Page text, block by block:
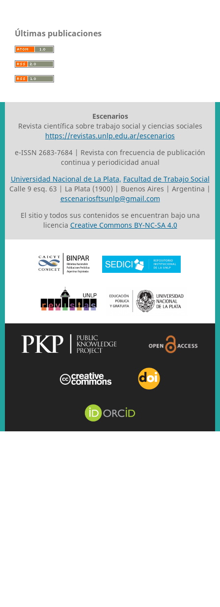
Últimas publicaciones
Escenarios
Revista científica sobre trabajo social y ciencias sociales
https://revistas.unlp.edu.ar/escenarios
e-ISSN 2683-7684 | Revista con frecuencia de publicación
continua y periodicidad anual
Universidad Nacional de La Plata, Facultad de Trabajo Social
Calle 9 esq. 63 | La Plata (1900) | Buenos Aires | Argentina |
escenariosftsunlp@gmail.com
El sitio y todos sus contenidos se encuentran bajo una
licencia Creative Commons BY-NC-SA 4.0